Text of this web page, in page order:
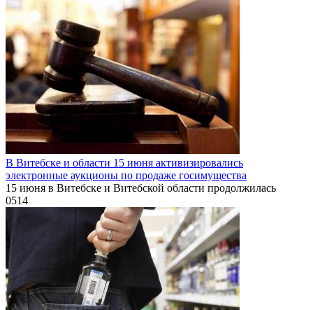
В Витебске и области 15 июня активизировались
электронные аукционы по продаже госимущества
15 июня в Витебске и Витебской области продолжилась
0514